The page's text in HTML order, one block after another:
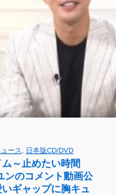
ース 日本版CD/DVD
ム～止めたい時間
ンのコメント動画公
ギャップに胸キュ